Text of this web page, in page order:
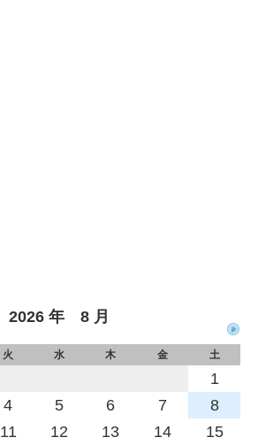
2026 年 8 月
火 水 木 金 土
1
4 5 6 7
8
11 12 13 14
15